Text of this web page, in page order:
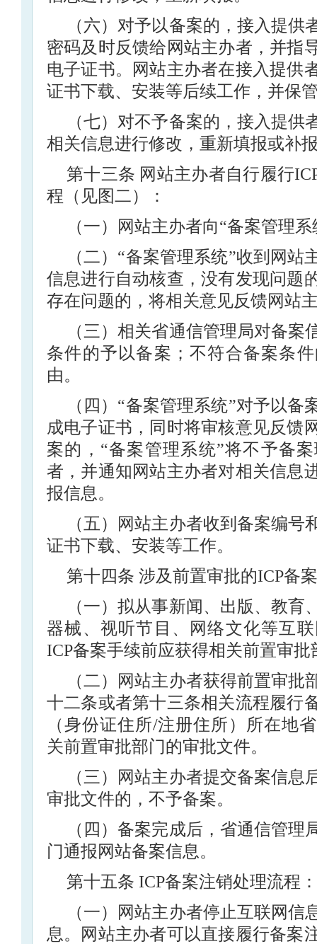
（六）对予以备案的，接入提供
密码及时反馈给网站主办者，并指
电子证书。网站主办者在接入提供
证书下载、安装等后续工作，并保
（七）对不予备案的，接入提供
相关信息进行修改，重新填报或补
第十三条 网站主办者自行履行
程（见图二）：
（一）网站主办者向“备案管理
（二）“备案管理系统”收到网
信息进行自动核查，没有发现问题
存在问题的，将相关意见反馈网站
（三）相关省通信管理局对备案
条件的予以备案；不符合备案条
由。
（四）“备案管理系统”对予以
成电子证书，同时将审核意见反馈
案的，“备案管理系统”将不予备
者，并通知网站主办者对相关信息
报信息。
（五）网站主办者收到备案编号
证书下载、安装等工作。
第十四条 涉及前置审批的ICP备
（一）拟从事新闻、出版、教育
器械、视听节目、网络文化等互
ICP备案手续前应获得相关前置审批
（二）网站主办者获得前置审批
十二条或者第十三条相关流程履行
（身份证住所/注册住所）所在地
关前置审批部门的审批文件。
（三）网站主办者提交备案信息
审批文件的，不予备案。
（四）备案完成后，省通信管理
门通报网站备案信息。
第十五条 ICP备案注销处理流程：
（一）网站主办者停止互联网信
息。网站主办者可以直接履行备案